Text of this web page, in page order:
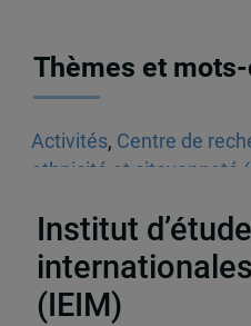
Thèmes et
Activités, Centre de
ethnicité et citoyenneté
Institut
(IEIM)